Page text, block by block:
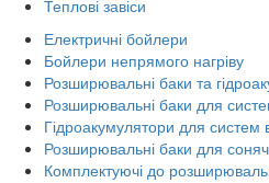
Теплові завіси
Електричні бойлери
Бойлери непрямого нагріву
Розширювальні баки та
Розширювальні баки для
Гідроакумулятори для систем
Розширювальні баки для
Комплектуючі до